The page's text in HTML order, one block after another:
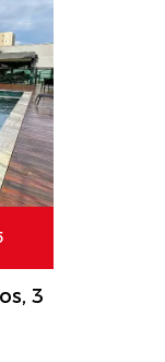
3